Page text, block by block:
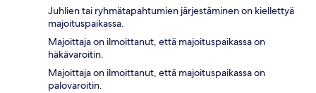
Juhlien tai ryhmätapahtumien järjestäminen on kiellettyä
majoituspaikassa.
Majoittaja on ilmoittanut, että majoituspaikassa on
häkävaroitin.
Majoittaja on ilmoittanut, että majoituspaikassa on
palovaroitin.